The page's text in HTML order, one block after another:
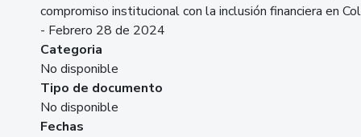
compromiso institucional con la inclusión financiera en
- Febrero 28 de 2024
Categoria
No disponible
Tipo de documento
No disponible
Fechas